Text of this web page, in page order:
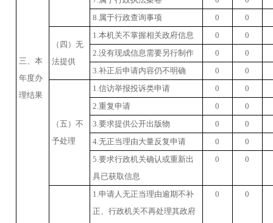
三、本
年度办
理结果
8.属于行政查询事项 0 0
（四）无
法提供
1.本机关不掌握相关政府信息 0
0
2.没有现成信息需要另行制作 0
0
3.补正后申请内容仍不明确 0 0
（五）不
予处理
1.信访举报投诉类申请 0
0
2.重复申请 0
0
3.要求提供公开出版物 0
0
4.无正当理由大量反复申请 0
0
5.要求行政机关确认或重新出
具已获取信息
0 0
1.申请人无正当理由逾期不补
正、行政机关不再处理其政府
0 0